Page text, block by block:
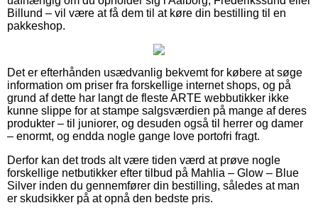
Billund – vil være at få dem til at køre din bestilling til en
pakkeshop.
Det er efterhånden usædvanlig bekvemt for købere at søge
information om priser fra forskellige internet shops, og på
grund af dette har langt de fleste ARTE webbutikker ikke
kunne slippe for at stampe salgsværdien på mange af deres
produkter – til juniorer, og desuden også til herrer og damer
– enormt, og endda nogle gange love portofri fragt.
Derfor kan det trods alt være tiden værd at prøve nogle
forskellige netbutikker efter tilbud på Mahlia – Glow – Blue
Silver inden du gennemfører din bestilling, således at man
er skudsikker på at opnå den bedste pris.